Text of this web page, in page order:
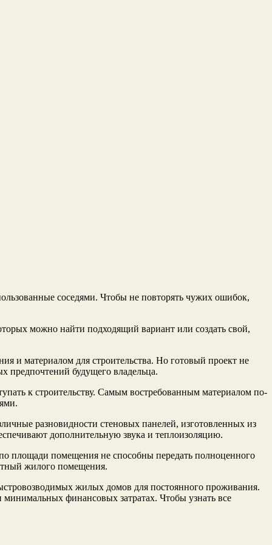
соседями. Чтобы не повторять чужих ошибок,
можно найти подходящий вариант или создать свой,
и материалом для строительства. Но готовый проект не
предпочтений будущего владельца.
к строительству. Самым востребованным материалом по-
разновидности стеновых панелей, изготовленных из
дополнительную звука и теплоизоляцию.
площади помещения не способны передать полноценного
жилого помещения.
жилых домов для постоянного проживания.
минимальных финансовых затратах. Чтобы узнать все